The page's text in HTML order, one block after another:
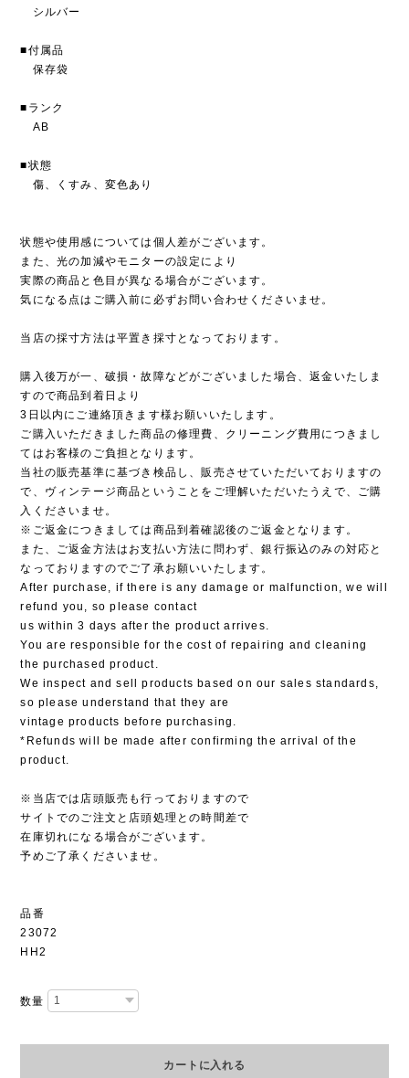
シルバー
■付属品
保存袋
■ランク
AB
■状態
傷、くすみ、変色あり
状態や使用感については個人差がございます。
また、光の加減やモニターの設定により
実際の商品と色目が異なる場合がございます。
気になる点はご購入前に必ずお問い合わせくださいませ。
当店の採寸方法は平置き採寸となっております。
購入後万が一、破損・故障などがございました場合、返金いたしま
すので商品到着日より
3日以内にご連絡頂きます様お願いいたします。
ご購入いただきました商品の修理費、クリーニング費用につきまし
てはお客様のご負担となります。
当社の販売基準に基づき検品し、販売させていただいておりますの
で、ヴィンテージ商品ということをご理解いただいたうえで、ご購
入くださいませ。
※ご返金につきましては商品到着確認後のご返金となります。
また、ご返金方法はお支払い方法に問わず、銀行振込のみの対応と
なっておりますのでご了承お願いいたします。
After purchase, if there is any damage or malfunction, we will
refund you, so please contact
us within 3 days after the product arrives.
You are responsible for the cost of repairing and cleaning
the purchased product.
We inspect and sell products based on our sales standards,
so please understand that they are
vintage products before purchasing.
*Refunds will be made after confirming the arrival of the
product.
※当店では店頭販売も行っておりますので
サイトでのご注文と店頭処理との時間差で
在庫切れになる場合がございます。
予めご了承くださいませ。
品番
23072
HH2
数量
カートに入れる